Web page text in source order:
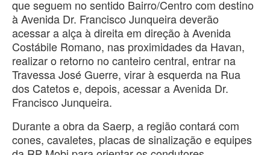
que seguem no sentido Bairro/Centro com destino
à Avenida Dr. Francisco Junqueira deverão
acessar a alça à direita em direção à Avenida
Costábile Romano, nas proximidades da Havan,
realizar o retorno no canteiro central, entrar na
Travessa José Guerre, virar à esquerda na Rua
dos Catetos e, depois, acessar a Avenida Dr.
Francisco Junqueira.
Durante a obra da Saerp, a região contará com
cones, cavaletes, placas de sinalização e equipes